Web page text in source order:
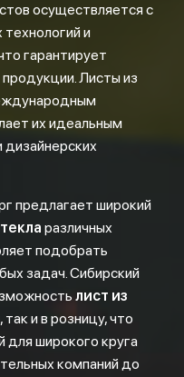
осуществляется с
и
гарантирует
Листы из
их идеальным
предлагает широкий
различных
подобрать
задач. Сибирский
лист из
и в розницу, что
широкого круга
компаний до